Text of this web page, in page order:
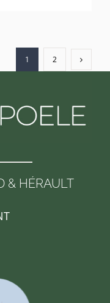
1 2
& HÉRAULT